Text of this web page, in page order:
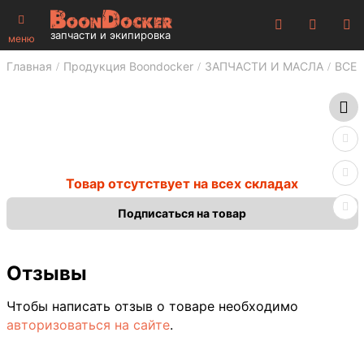
меню запчасти и экипировка
Главная Продукция Boondocker ЗАПЧАСТИ И МАСЛА ВСЕ
Товар отсутствует на всех складах
Подписаться на товар
Отзывы
Чтобы написать отзыв о товаре необходимо
авторизоваться на сайте.